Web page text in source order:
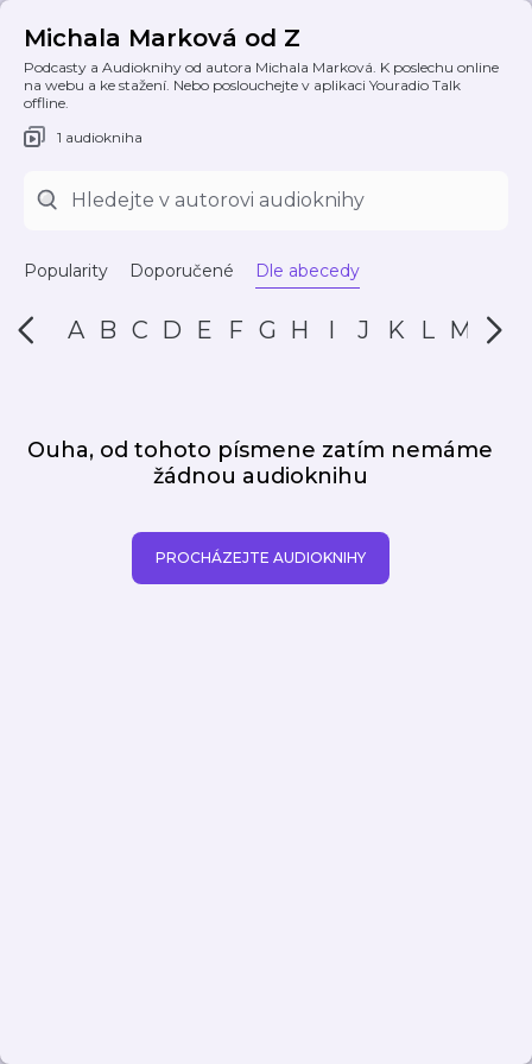
Michala Marková od Z
Podcasty a Audioknihy od autora Michala Marková. K poslechu online
na webu a ke stažení. Nebo poslouchejte v aplikaci Youradio Talk
offline.
1 audiokniha
Popularity Doporučené Dle abecedy
A B C D E F G H I J K L M N
Ouha, od tohoto písmene zatím nemáme
žádnou audioknihu
PROCHÁZEJTE AUDIOKNIHY